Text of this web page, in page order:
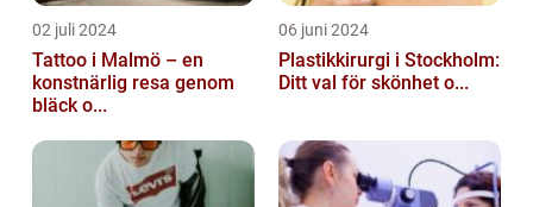
02 juli 2024
Tattoo i Malmö – en
konstnärlig resa genom
bläck o...
06 juni 2024
Plastikkirurgi i Stockholm:
Ditt val för skönhet o...